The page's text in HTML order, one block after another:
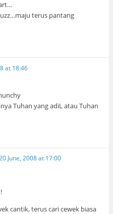
terus pantang
at 18:46
Tuhan yang adiL atau Tuhan
June, 2008 at 17:00
cantik, terus cari cewek biasa